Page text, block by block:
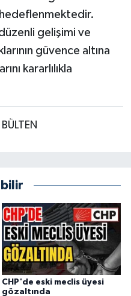
hedeflenmektedir.
gelişimi ve
güvence altına
kararlılıkla
CHP'de eski meclis üyesi
gözaltında